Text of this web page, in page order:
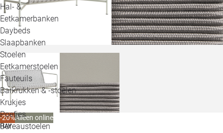
Hal- &
Eetkamerbanken
Daybeds
Slaapbanken
Stoelen
Eetkamerstoelen
Fauteuils
Barkrukken & -stoelen
Krukjes
Poefjes
Bureaustoelen
-20%Alleen online
HAY